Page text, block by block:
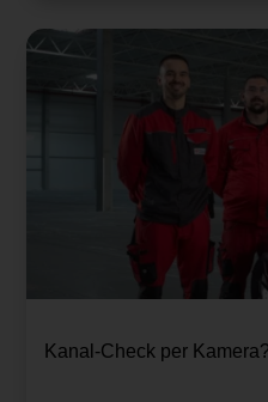
Kanal-Check per Kamera?